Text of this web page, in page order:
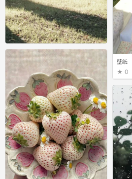
壁纸
壁纸
0